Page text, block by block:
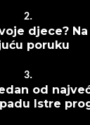
2.
djece?
poruku
3.
od
Istre